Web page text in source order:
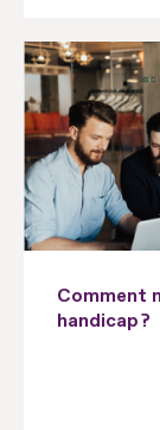
Comment
handicap ?